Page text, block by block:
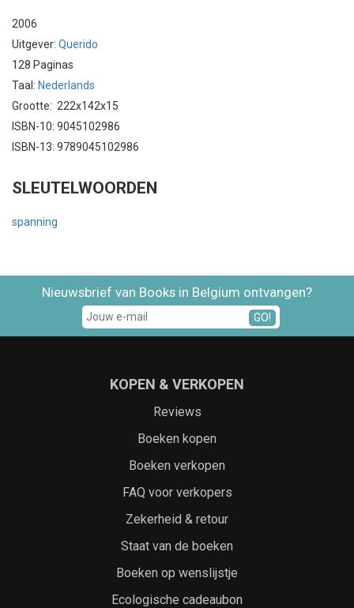
2006
Uitgever: Querido
128 Paginas
Taal: Nederlands
Grootte: 222x142x15
ISBN-10: 9045102986
ISBN-13: 9789045102986
SLEUTELWOORDEN
spanning
Nieuwsbrief van Books in Belgium ontvangen?
GO!
KOPEN & VERKOPEN
Reviews
Boeken kopen
Boeken verkopen
FAQ voor verkopers
Zekerheid & retour
Staat van de boeken
Boeken op wenslijstje
Ecologische cadeaubon